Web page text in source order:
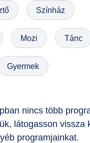
Színház
Mozi Tánc
Gyermek
nincs több
látogasson vissza
programjainkat.